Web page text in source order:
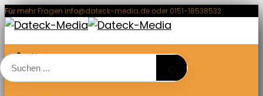
Zum
Inhalt
springen
Für mehr Fragen info@dateck-media.de oder 0151-18538532
Home